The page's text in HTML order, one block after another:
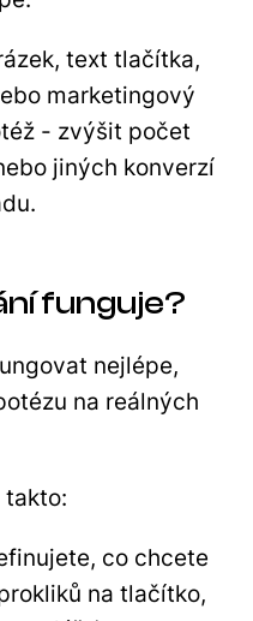
text tlačítka,
marketingový
- zvýšit počet
jiných konverzí
funguje?
nejlépe,
na reálných
takto:
co chcete
na tlačítko,